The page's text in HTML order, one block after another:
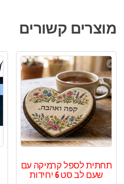
מוצרים קשורים
תחתית לספל קרמיקה עם
שעם לב סט 6 יחידות